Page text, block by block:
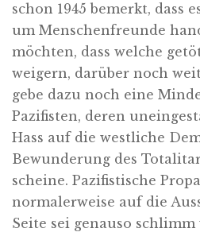
schon 1945 bemerkt, dass
um Menschenfreunde
möchten, dass welche
weigern, darüber noch
gebe dazu noch eine
Pazifisten, deren
Hass auf die westliche
Bewunderung des
scheine. Pazifistische
normalerweise auf die
Seite sei genauso